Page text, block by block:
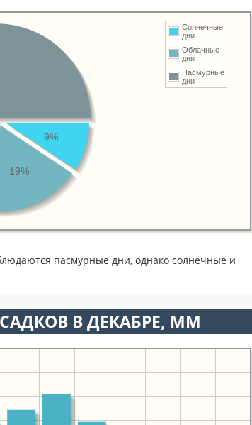
Солнечные
дни
Облачные
дни
Пасмурные
дни
9%
19%
пасмурные дни, однако солнечные и
В ДЕКАБРЕ, ММ